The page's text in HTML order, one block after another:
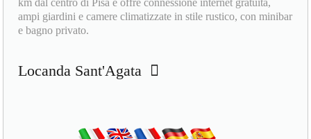
ampi giardini e camere climatizzate in stile rustico, con minibar
e bagno privato.
Locanda Sant'Agata